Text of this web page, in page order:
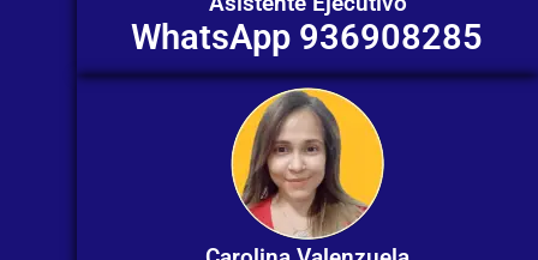
WhatsApp 936908285